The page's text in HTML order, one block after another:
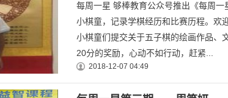
每周一星 够棒教育公众号推出《每周
小棋童，记录学棋经历和比赛历程。欢
小棋童们提交关于五子棋的绘画作品、
20分的奖励，心动不如行动，赶紧...
2018-12-07 04:49